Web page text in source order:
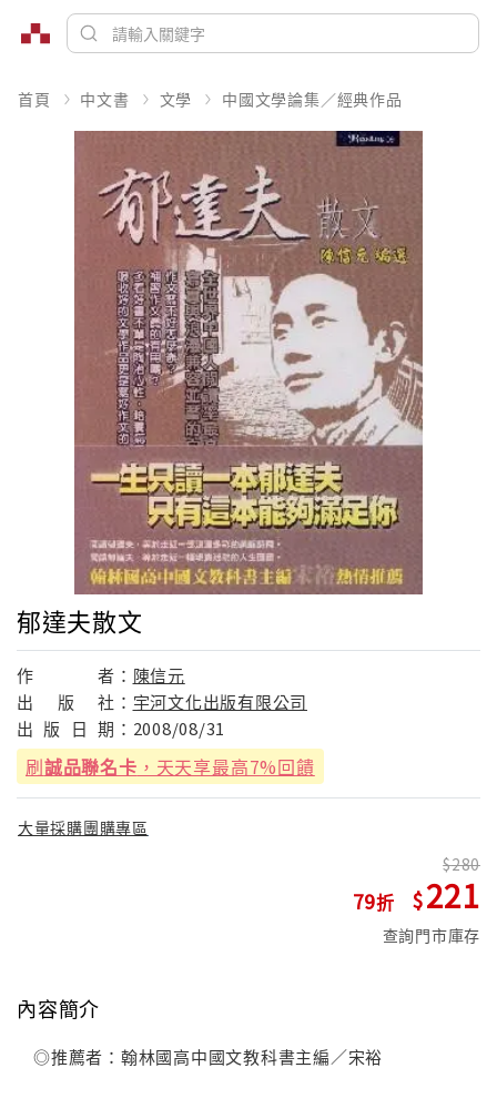
首頁 中文書 文學 中國文學論集／經典作品
郁達夫散文
作 者： 陳信元
出
版 社： 宇河文化出版有限公司
出 版 日 期： 2008/08/31
刷誠品聯名卡 ，天天享最高7%回饋
大量採購團購專區
79
280
221
查詢門市庫存
內容簡介
◎推薦者：翰林國高中國文教科書主編／宋裕